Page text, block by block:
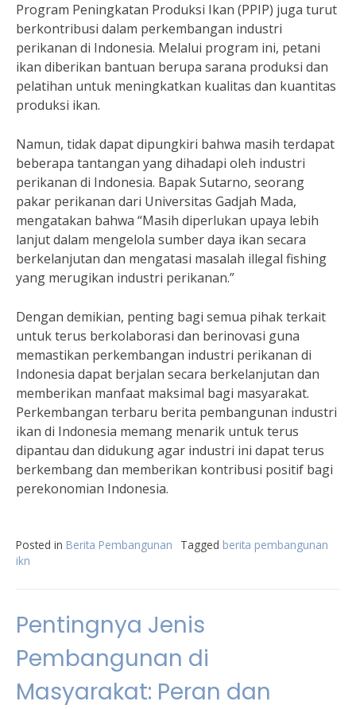
Program Peningkatan Produksi Ikan (PPIP) juga turut
berkontribusi dalam perkembangan industri
perikanan di Indonesia. Melalui program ini, petani
ikan diberikan bantuan berupa sarana produksi dan
pelatihan untuk meningkatkan kualitas dan kuantitas
produksi ikan.
Namun, tidak dapat dipungkiri bahwa masih terdapat
beberapa tantangan yang dihadapi oleh industri
perikanan di Indonesia. Bapak Sutarno, seorang
pakar perikanan dari Universitas Gadjah Mada,
mengatakan bahwa “Masih diperlukan upaya lebih
lanjut dalam mengelola sumber daya ikan secara
berkelanjutan dan mengatasi masalah illegal fishing
yang merugikan industri perikanan.”
Dengan demikian, penting bagi semua pihak terkait
untuk terus berkolaborasi dan berinovasi guna
memastikan perkembangan industri perikanan di
Indonesia dapat berjalan secara berkelanjutan dan
memberikan manfaat maksimal bagi masyarakat.
Perkembangan terbaru berita pembangunan industri
ikan di Indonesia memang menarik untuk terus
dipantau dan didukung agar industri ini dapat terus
berkembang dan memberikan kontribusi positif bagi
perekonomian Indonesia.
Posted in Berita Pembangunan Tagged berita pembangunan
ikn
Pentingnya Jenis
Pembangunan di
Masyarakat: Peran dan